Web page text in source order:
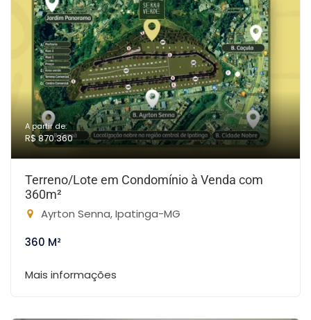
A partir de:
R$ 870.360
Terreno/Lote em Condomínio à Venda com
360m²
Ayrton Senna, Ipatinga-MG
360 M²
Mais informações